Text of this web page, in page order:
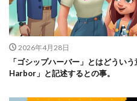
2026年4月28日
「ゴシップハーバー」とはどうい
Harbor」と記述するとの事。